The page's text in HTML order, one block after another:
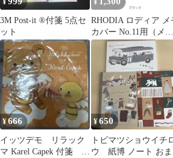
¥
3M Post-it ®️付箋 5点セ
ット
¥
RHODIA ロディア メ
カバー No.11用（メモ
帳付き）ブラックマー
ブル調
¥666
イッツデモ リラック
マ Karel Capek 付箋
¥650
トビマツショウイチ
ウ 紙博 ノート おま